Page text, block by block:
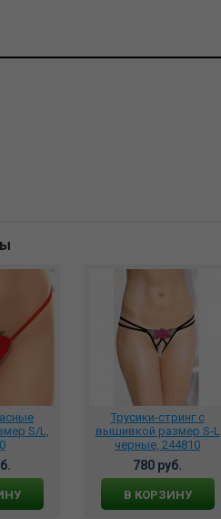
S/L,
Трусики-стринг с
вышивкой размер S-L
черные, 244810
780 руб.
В КОРЗИНУ